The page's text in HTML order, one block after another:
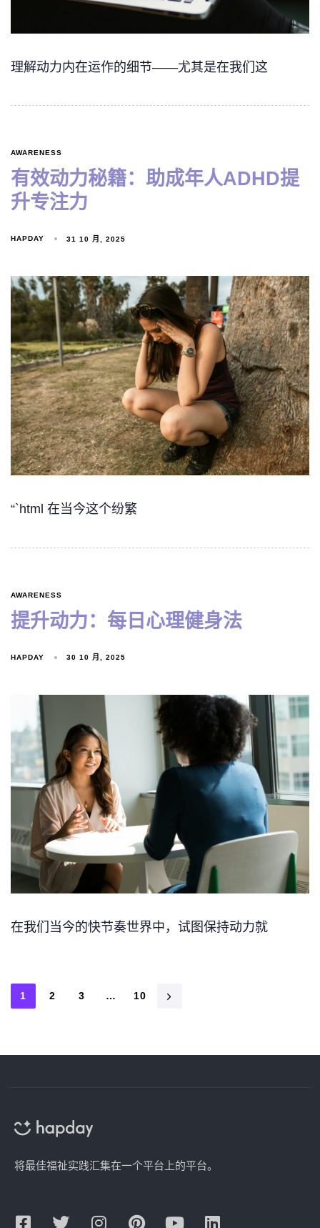
理解动力内在运作的细节——尤其是在我们这
AWARENESS
有效动力秘籍：助成年人ADHD提
升专注力
HAPDAY 31 10 月, 2025
“`html 在当今这个纷繁
AWARENESS
提升动力：每日心理健身法
HAPDAY 30 10 月, 2025
在我们当今的快节奏世界中，试图保持动力就
1 2 3 … 10
将最佳福祉实践汇集在一个平台上的平台。